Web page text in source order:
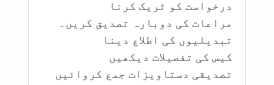
درخواست کو ٹریک کرنا
مراعات کی دوبارہ تصدیق کریں۔
تبدیلیوں کی اطلاع دینا
کیس کی تفصیلات دیکھیں
تصدیقی دستاویزات جمع کروائیں